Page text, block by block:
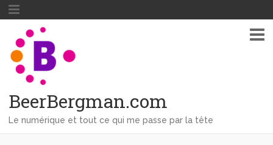
BeerBergman.com
Le numérique et tout ce qui me passe par la tête